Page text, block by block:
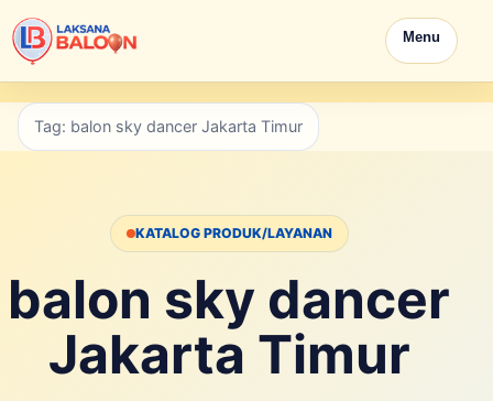
Menu
Tag: balon sky dancer Jakarta Timur
KATALOG PRODUK/LAYANAN
balon sky dancer
Jakarta Timur